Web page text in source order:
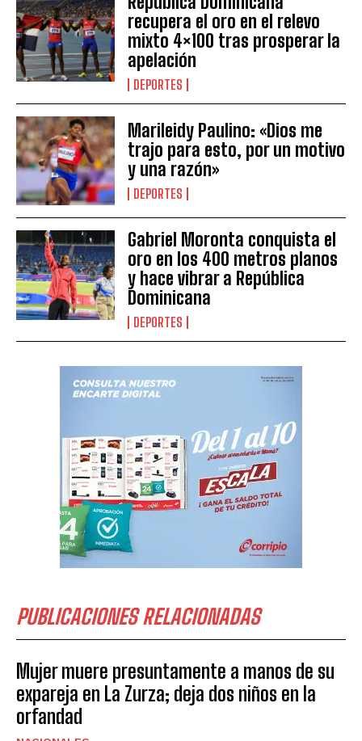
recupera el oro en el relevo
mixto 4×100 tras prosperar la
apelación
DEPORTES
Marileidy Paulino: «Dios me
trajo para esto, por un motivo
y una razón»
DEPORTES
Gabriel Moronta conquista el
oro en los 400 metros planos
y hace vibrar a República
Dominicana
DEPORTES
PUBLICACIONES RELACIONADAS
Mujer muere presuntamente a manos de su
expareja en La Zurza; deja dos niños en la
orfandad